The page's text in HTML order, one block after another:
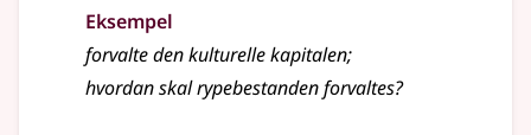
Eksempel
forvalte den kulturelle kapitalen;
hvordan skal rypebestanden forvaltes?